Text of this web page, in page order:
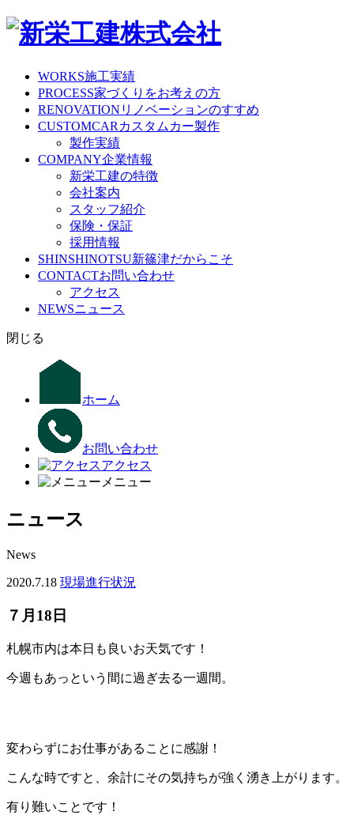
WORKS施工実績
PROCESS家づくりをお考えの方
RENOVATION リノベーションのすすめ
CUSTOMCAR カスタムカー製作
製作実績
COMPANY企業情報
新栄工建の特徴
会社案内
スタッフ紹介
保険・保証
採用情報
SHINSHINOTSU新篠津だからこそ
CONTACTお問い合わせ
アクセス
NEWSニュース
閉じる
ホーム
お問い合わせ
アクセス
メニュー
ニュース
News
2020.7.18 現場進行状況
７月18日
札幌市内は本日も良いお天気です！
今週もあっという間に過ぎ去る一週間。
変わらずにお仕事があることに感謝！
こんな時ですと、余計にその気持ちが強く湧き上がります。
有り難いことです！